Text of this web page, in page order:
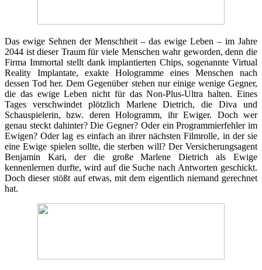
Das ewige Sehnen der Menschheit – das ewige Leben – im Jahre
2044 ist dieser Traum für viele Menschen wahr geworden, denn die
Firma Immortal stellt dank implantierten Chips, sogenannte Virtual
Reality Implantate, exakte Hologramme eines Menschen nach
dessen Tod her. Dem Gegenüber stehen nur einige wenige Gegner,
die das ewige Leben nicht für das Non-Plus-Ultra halten. Eines
Tages verschwindet plötzlich Marlene Dietrich, die Diva und
Schauspielerin, bzw. deren Hologramm, ihr Ewiger. Doch wer
genau steckt dahinter? Die Gegner? Oder ein Programmierfehler im
Ewigen? Oder lag es einfach an ihrer nächsten Filmrolle, in der sie
eine Ewige spielen sollte, die sterben will? Der Versicherungsagent
Benjamin Kari, der die große Marlene Dietrich als Ewige
kennenlernen durfte, wird auf die Suche nach Antworten geschickt.
Doch dieser stößt auf etwas, mit dem eigentlich niemand gerechnet
hat.